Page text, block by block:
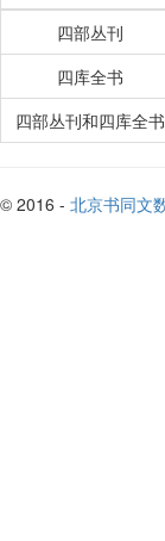
四部丛刊
四库全书
四部丛刊和四库全书
© 2016 - 北京书同文